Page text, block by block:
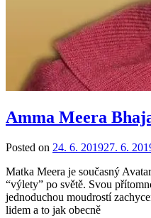
Amma Meera
Posted on 24. 6. 201927. 6.
Matka Meera je současný
“výlety” po světě. Svou
jednoduchou moudrostí
lidem a to jak obecně